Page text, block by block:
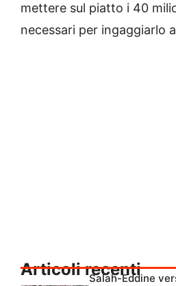
mettere sul piatto i 40
necessari per ingaggiarlo
Articoli recenti
Salah-Eddine